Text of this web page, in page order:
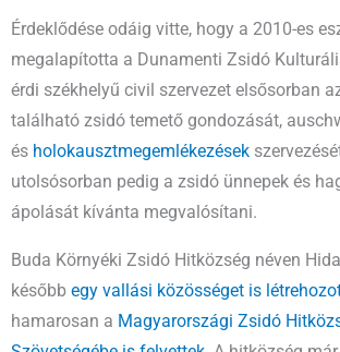
Érdeklődése odáig vitte, hogy a 2010-es
megalapította a Dunamenti Zsidó
érdi székhelyű civil szervezet elsősorban
található zsidó temető gondozását,
és holokausztmegemlékezések
utolsósorban pedig a zsidó ünnepek és
ápolását kívánta megvalósítani.
Buda Környéki Zsidó Hitközség néven
később egy vallási közösséget is
hamarosan a Magyarországi Zsidó